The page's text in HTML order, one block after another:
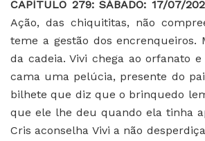
CAPÍTULO 279: SÁBADO: 17/07/
Ação, das chiquititas, não
teme a gestão dos encrenqueiros.
da cadeia. Vivi chega ao orfanato
cama uma pelúcia, presente do
bilhete que diz que o brinquedo
que ele lhe deu quando ela tinha
Cris aconselha Vivi a não